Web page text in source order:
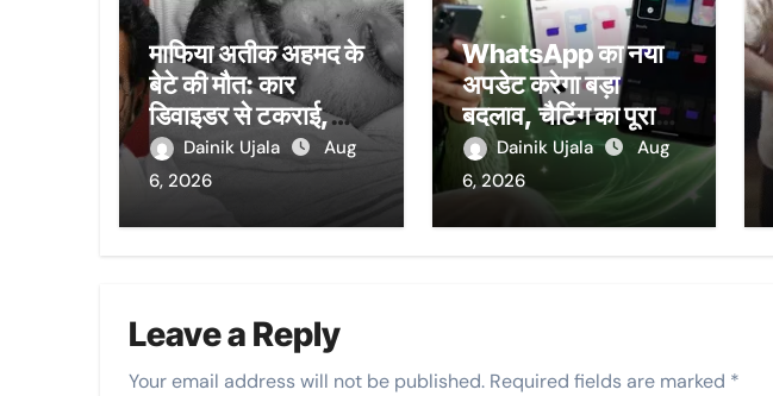
माफिया अतीक अहमद के
बेटे की मौत: कार
डिवाइडर से टकराई,
आखिरी शब्द- मुझे बचा
लो; झांसी जेल में बंद भाई
Dainik Ujala
Aug
6, 2026
WhatsApp का नया
अपडेट करेगा बड़ा
बदलाव, चैटिंग का पूरा
लुक बदल जाएगा
Dainik Ujala
Aug
6, 2026
Leave a Reply
Your email address will not be published. Required fields are marked *